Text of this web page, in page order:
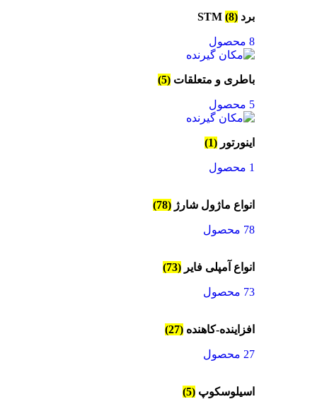
برد STM (8)
8 محصول
باطری و متعلقات (5)
5 محصول
اینورتور (1)
1 محصول
انواع ماژول شارژ (78)
78 محصول
انواع آمپلی فایر (73)
73 محصول
افزاینده-کاهنده (27)
27 محصول
اسیلوسکوپ (5)